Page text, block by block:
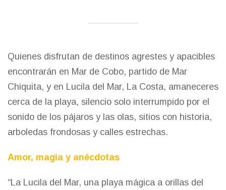
Quienes disfrutan de destinos agrestes y apacibles
encontrarán en Mar de Cobo, partido de Mar
Chiquita, y en Lucila del Mar, La Costa, amaneceres
cerca de la playa, silencio solo interrumpido por el
sonido de los pájaros y las olas, sitios con historia,
arboledas frondosas y calles estrechas.
Amor, magia y anécdotas
“La Lucila del Mar, una playa mágica a orillas del